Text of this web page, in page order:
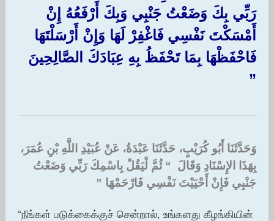
رَبِّي بِكَ وَضَعْتُ جَنْبِي وَبِكَ أَرْفَعُهُ إِنْ
أَمْسَكْتَ نَفْسِي فَاغْفِرْ لَهَا وَإِنْ أَرْسَلْتَهَا
فَاحْفَظْهَا بِمَا تَحْفَظُ بِهِ عِبَادَكَ الصَّالِحِينَ
‏”‏
وَحَدَّثَنَا أَبُو كُرَيْبٍ، حَدَّثَنَا عَبْدَةُ، عَنْ عُبَيْدِ اللَّهِ بْنِ عُمَرَ،
بِهَذَا الإِسْنَادِ وَقَالَ ‏ “‏ ثُمَّ لْيَقُلْ بِاسْمِكَ رَبِّي وَضَعْتُ
جَنْبِي فَإِنْ أَحْيَيْتَ نَفْسِي فَارْحَمْهَا ‏”‏ ‏
“நீங்கள் படுக்கைக்குச் சென்றால், உங்களது கீழங்கியின்